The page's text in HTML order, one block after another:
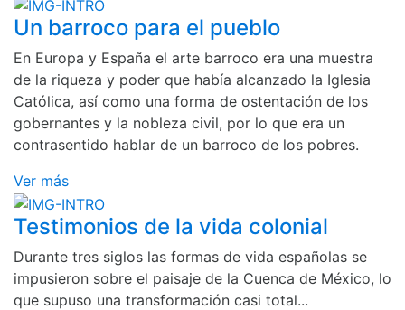
Un barroco para el pueblo
En Europa y España el arte barroco era una muestra
de la riqueza y poder que había alcanzado la Iglesia
Católica, así como una forma de ostentación de los
gobernantes y la nobleza civil, por lo que era un
contrasentido hablar de un barroco de los pobres.
Ver más
Testimonios de la vida colonial
Durante tres siglos las formas de vida españolas se
impusieron sobre el paisaje de la Cuenca de México, lo
que supuso una transformación casi total...